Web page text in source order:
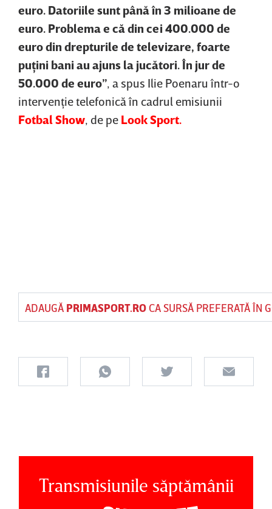
euro. Datoriile sunt până în 3 milioane de
euro. Problema e că din cei 400.000 de
euro din drepturile de televizare, foarte
puţini bani au ajuns la jucători. În jur de
50.000 de euro”, a spus Ilie Poenaru într-o
intervenţie telefonică în cadrul emisiunii
Fotbal Show, de pe Look Sport.
ADAUGĂ PRIMASPORT.ROCA SURSĂ PREFERATĂ ÎN
Transmisiunile săptămânii